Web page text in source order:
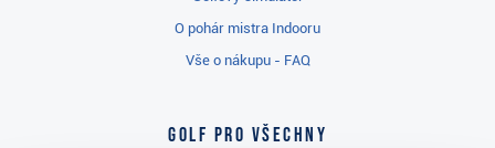
O pohár mistra Indooru
Vše o nákupu - FAQ
Golf pro všechny